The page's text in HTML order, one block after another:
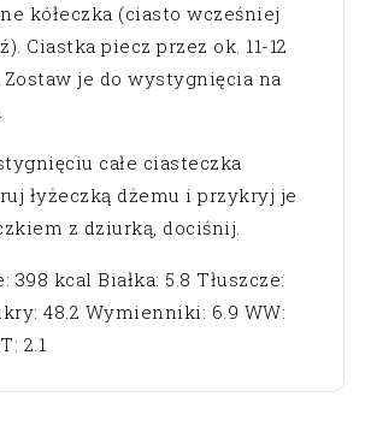
kółeczka (ciasto wcześniej
Ciastka piecz przez ok. 11-12
je do wystygnięcia na
całe ciasteczka
łyżeczką dżemu i przykryj je
z dziurką, dociśnij.
398 kcal Białka: 5.8 Tłuszcze:
48.2 Wymienniki: 6.9 WW:
2.1